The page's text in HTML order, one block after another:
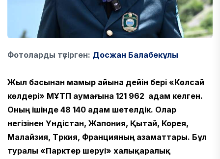
Фотоларды түсірген: Досжан Балабекұлы
Жыл басынан мамыр айына дейін бері «Көлсай
көлдері» МҰТП аумағына 121 962 адам келген.
Оның ішінде 48 140 адам шетелдік. Олар
негізінен Үндістан, Жапония, Қытай, Корея,
Малайзия, Түркия, Францияның азаматтары. Бұл
туралы «Парктер шеруі» халықаралық